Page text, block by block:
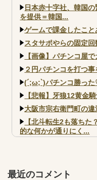
日本赤十字社、韓国
を提供＝韓国...
ゲームで課金したこと
スタサポやらの固定
【画像】パチンコ屋
２円パチンコを打つ事
(´;ω;`)パチンコ勝っ
【悲報】牙狼12黄金
大阪市宗右衛門町の
【北斗転生2も落ち
的な何かが通りにく...
井の軽い絆？
最近のコメント